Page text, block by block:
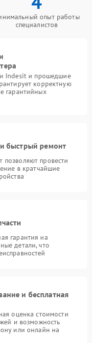
опыт работы
специалистов
Indesit и прошедшие
корректную
гарантийных
и быстрый ремонт
провести
в кратчайшие
гарантия на
детали, что
и бесплатная
оценка стоимости
и возможность
или онлайн на